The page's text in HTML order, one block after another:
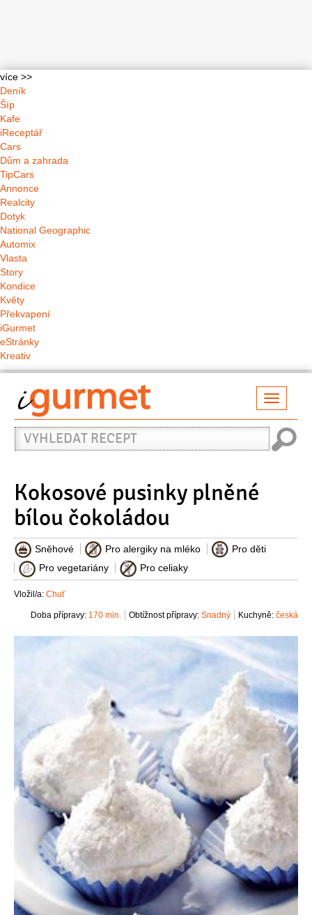
více >>
Deník
Šíp
Kafe
iReceptář
Cars
Dům a zahrada
TipCars
Annonce
Realcity
Dotyk
National Geographic
Automix
Vlasta
Story
Kondice
Květy
Překvapení
iGurmet
eStránky
Kreativ
Vyhledat
recept
Kokosové pusinky plněné
bílou čokoládou
Sněhové Pro alergiky na mléko
Pro děti
Pro vegetariány
Pro celiaky
Vložil/a: Chuť
Kuchyně: česká
Obtížnost přípravy: Snadný
Doba přípravy: 170 min.